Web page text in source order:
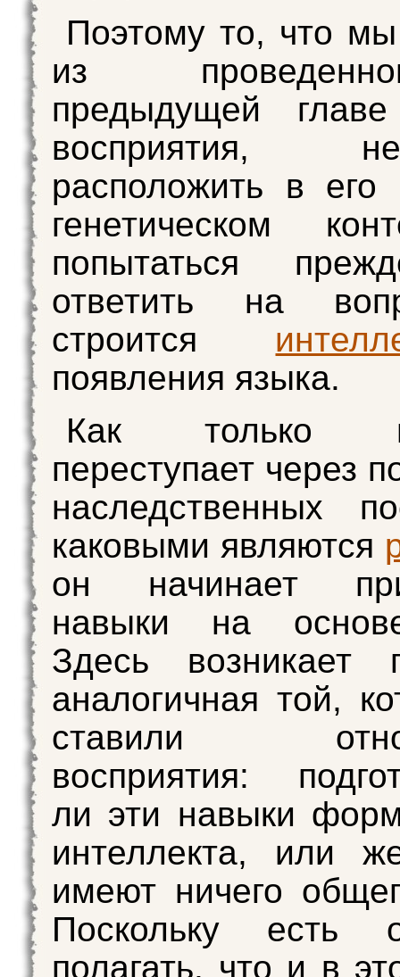
Поэтому то, что
из
предыдущей
восприятия,
расположить в его
генетическом
попытаться
ответить на
строится
появления языка.
Как только
переступает через
наследственных
каковыми являются
он начинает
навыки на
Здесь возникает
аналогичная той,
ставили
восприятия:
ли эти навыки
интеллекта, или
имеют ничего
Поскольку есть
полагать, что и в